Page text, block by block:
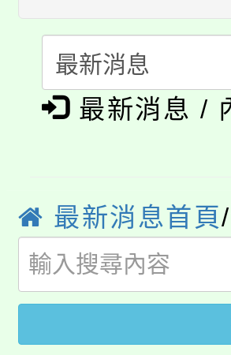
代理(課)教師
公告本校115
代理(課)教師
轉知中國文
《TA101》
系所師生報
淨零綠生活
學籍身 分審
版
淨零綠領人
公告本校115
代理(課)教師
「2026金融
車」活動
桃園市115
最新消息 /
最新消息首頁